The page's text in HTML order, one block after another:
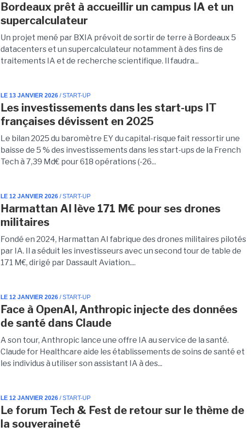
Bordeaux prêt à accueillir un campus IA et un
supercalculateur
Un projet mené par BXIA prévoit de sortir de terre à Bordeaux 5
datacenters et un supercalculateur notamment à des fins de
traitements IA et de recherche scientifique. Il faudra...
LE 13 JANVIER 2026 / START-UP
Les investissements dans les start-ups IT
françaises dévissent en 2025
Le bilan 2025 du baromètre EY du capital-risque fait ressortir une
baisse de 5 % des investissements dans les start-ups de la French
Tech à 7,39 Md€ pour 618 opérations (-26...
LE 12 JANVIER 2026 / START-UP
Harmattan AI lève 171 M€ pour ses drones
militaires
Fondé en 2024, Harmattan AI fabrique des drones militaires pilotés
par IA. Il a séduit les investisseurs avec un second tour de table de
171 M€, dirigé par Dassault Aviation....
LE 12 JANVIER 2026 / START-UP
Face à OpenAI, Anthropic injecte des données
de santé dans Claude
A son tour, Anthropic lance une offre IA au service de la santé.
Claude for Healthcare aide les établissements de soins de santé et
les individus à utiliser son assistant IA à des...
LE 12 JANVIER 2026 / START-UP
Le forum Tech & Fest de retour sur le thème de
la souveraineté